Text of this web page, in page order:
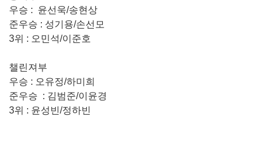
우승 : 윤선욱/송현상
준우승 : 성기용/손선모
3위 : 오민석/이준호
챌린져부
우승 : 오유정/하미희
준우승 : 김범준/이윤경
3위 : 윤성빈/정하빈